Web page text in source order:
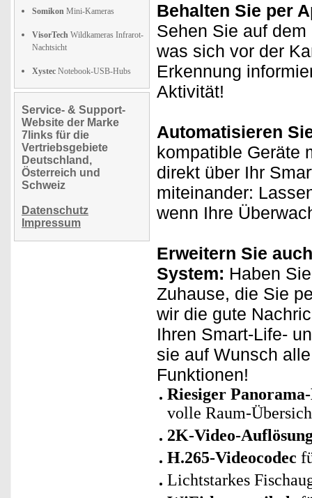
Somikon Mini-Kameras
VisorTech Wildkameras Infrarot-
Nachtsicht
Xystec Notebook-USB-Hubs
Service- & Support-
Website der Marke
7links für die
Vertriebsgebiete
Deutschland,
Österreich und
Schweiz
Datenschutz
Impressum
Behalten Sie per
Sehen Sie auf
was sich vor der
Erkennung
Aktivität!
Automatisieren
kompatible Geräte
direkt über Ihr
miteinander:
wenn Ihre
Erweitern Sie
System: Haben
Zuhause, die Sie
wir die gute
Ihren Smart-Life-
sie auf Wunsch
Funktionen!
Riesiger
volle Raum-
2K-Video-
H.265-Videocodec
Lichtstarkes